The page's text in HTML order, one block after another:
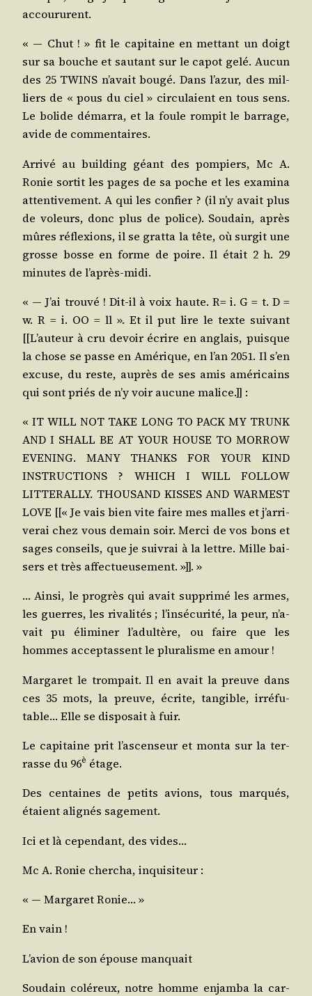
accoururent.
« ― Chut ! » fit le capi­taine en met­tant un doigt
sur sa bouche et sau­tant sur le capot gelé. Aucun
des 25 TWINS n’a­vait bou­gé. Dans l’a­zur, des mil­
liers de « pous du ciel » cir­cu­laient en tous sens.
Le bolide démar­ra, et la foule rom­pit le bar­rage,
avide de commentaires.
Arri­vé au buil­ding géant des pom­piers, Mc A.
Ronie sor­tit les pages de sa poche et les exa­mi­na
atten­ti­ve­ment. A qui les confier ? (il n’y avait plus
de voleurs, donc plus de police). Sou­dain, après
mûres réflexions, il se grat­ta la tête, où sur­git une
grosse bosse en forme de poire. Il était 2 h. 29
minutes de l’après-midi.
« ― J’ai trou­vé ! Dit-il à voix haute. R= i. G = t. D =
w. R = i. OO = ll ». Et il put lire le texte sui­vant
[[L’au­teur à cru devoir écrire en anglais, puisque
la chose se passe en Amé­rique, en l’an 2051. Il s’en
excuse, du reste, auprès de ses amis amé­ri­cains
qui sont priés de n’y voir aucune malice.]] :
« IT WILL NOT TAKE LONG TO PACK MY TRUNK
AND I SHALL BE AT YOUR HOUSE TO MORROW
EVENING. MANY THANKS FOR YOUR KIND
INSTRUCTIONS ? WHICH I WILL FOLLOW
LITTERALLY. THOUSAND KISSES AND WARMEST
LOVE [[« Je vais bien vite faire mes malles et j’ar­ri­
ve­rai chez vous demain soir. Mer­ci de vos bons et
sages conseils, que je sui­vrai à la lettre. Mille bai­
sers et très affectueusement. »]]. »
… Ain­si, le pro­grès qui avait sup­pri­mé les armes,
les guerres, les riva­li­tés ; l’in­sé­cu­ri­té, la peur, n’a­
vait pu éli­mi­ner l’a­dul­tère, ou faire que les
hommes accep­tassent le plu­ra­lisme en amour !
Mar­ga­ret le trom­pait. Il en avait la preuve dans
ces 35 mots, la preuve, écrite, tan­gible, irré­fu­
table… Elle se dis­po­sait à fuir.
Le capi­taine prit l’as­cen­seur et mon­ta sur la ter­
rasse du 96è étage.
Des cen­taines de petits avions, tous mar­qués,
étaient ali­gnés sagement.
Ici et là cepen­dant, des vides…
Mc A. Ronie cher­cha, inquisiteur :
« ― Mar­ga­ret Ronie… »
En vain !
L’a­vion de son épouse manquait
Sou­dain colé­reux, notre homme enjam­ba la car­